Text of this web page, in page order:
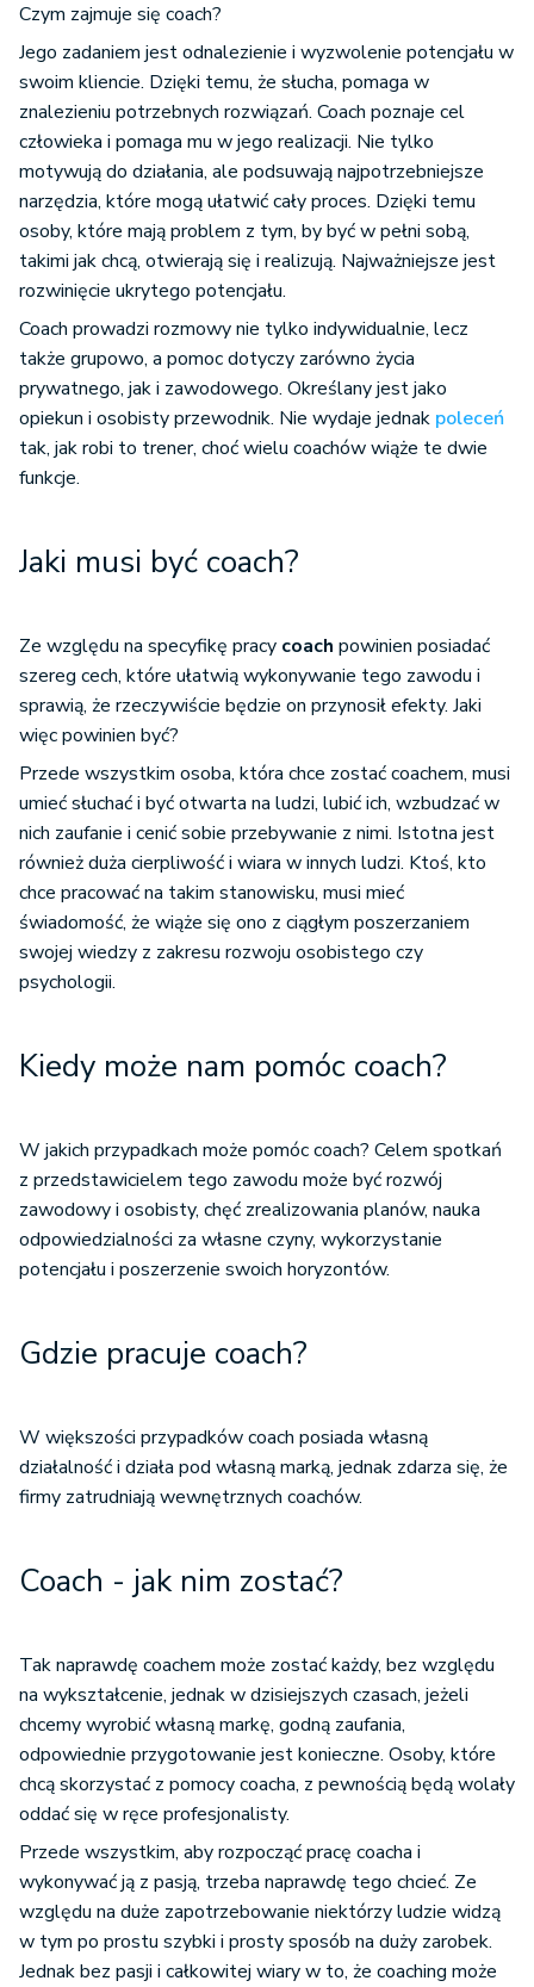
Czym zajmuje się coach?
Jego zadaniem jest odnalezienie i wyzwolenie potencjału w
swoim kliencie. Dzięki temu, że słucha, pomaga w
znalezieniu potrzebnych rozwiązań. Coach poznaje cel
człowieka i pomaga mu w jego realizacji. Nie tylko
motywują do działania, ale podsuwają najpotrzebniejsze
narzędzia, które mogą ułatwić cały proces. Dzięki temu
osoby, które mają problem z tym, by być w pełni sobą,
takimi jak chcą, otwierają się i realizują. Najważniejsze jest
rozwinięcie ukrytego potencjału.
Coach prowadzi rozmowy nie tylko indywidualnie, lecz
także grupowo, a pomoc dotyczy zarówno życia
prywatnego, jak i zawodowego. Określany jest jako
opiekun i osobisty przewodnik. Nie wydaje jednak poleceń
tak, jak robi to trener, choć wielu coachów wiąże te dwie
funkcje.
Jaki musi być coach?
Ze względu na specyfikę pracy coach powinien posiadać
szereg cech, które ułatwią wykonywanie tego zawodu i
sprawią, że rzeczywiście będzie on przynosił efekty. Jaki
więc powinien być?
Przede wszystkim osoba, która chce zostać coachem, musi
umieć słuchać i być otwarta na ludzi, lubić ich, wzbudzać w
nich zaufanie i cenić sobie przebywanie z nimi. Istotna jest
również duża cierpliwość i wiara w innych ludzi. Ktoś, kto
chce pracować na takim stanowisku, musi mieć
świadomość, że wiąże się ono z ciągłym poszerzaniem
swojej wiedzy z zakresu rozwoju osobistego czy
psychologii.
Kiedy może nam pomóc coach?
W jakich przypadkach może pomóc coach? Celem spotkań
z przedstawicielem tego zawodu może być rozwój
zawodowy i osobisty, chęć zrealizowania planów, nauka
odpowiedzialności za własne czyny, wykorzystanie
potencjału i poszerzenie swoich horyzontów.
Gdzie pracuje coach?
W większości przypadków coach posiada własną
działalność i działa pod własną marką, jednak zdarza się, że
firmy zatrudniają wewnętrznych coachów.
Coach - jak nim zostać?
Tak naprawdę coachem może zostać każdy, bez względu
na wykształcenie, jednak w dzisiejszych czasach, jeżeli
chcemy wyrobić własną markę, godną zaufania,
odpowiednie przygotowanie jest konieczne. Osoby, które
chcą skorzystać z pomocy coacha, z pewnością będą wolały
oddać się w ręce profesjonalisty.
Przede wszystkim, aby rozpocząć pracę coacha i
wykonywać ją z pasją, trzeba naprawdę tego chcieć. Ze
względu na duże zapotrzebowanie niektórzy ludzie widzą
w tym po prostu szybki i prosty sposób na duży zarobek.
Jednak bez pasji i całkowitej wiary w to, że coaching może